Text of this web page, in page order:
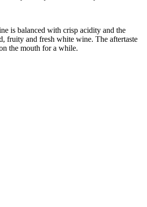
is balanced with crisp acidity and the
fruity and fresh white wine. The aftertaste
the mouth for a while.